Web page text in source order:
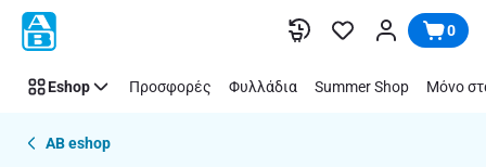
Παράλειψη 0
Eshop Προσφορές Φυλλάδια Summer Shop Μόνο
AB eshop